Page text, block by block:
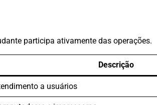
participa ativamente das operações.
Descrição
a usuários